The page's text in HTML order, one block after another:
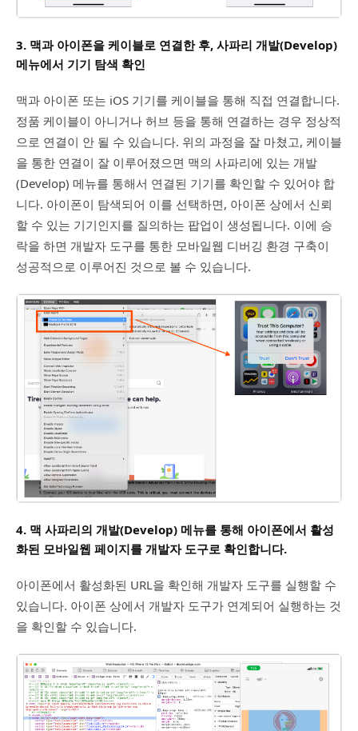
3. 맥과 아이폰을 케이블로 연결한 후, 사파리 개발(Develop)
메뉴에서 기기 탐색 확인
맥과 아이폰 또는 iOS 기기를 케이블을 통해 직접 연결합니다.
정품 케이블이 아니거나 허브 등을 통해 연결하는 경우 정상적
으로 연결이 안 될 수 있습니다. 위의 과정을 잘 마쳤고, 케이블
을 통한 연결이 잘 이루어졌으면 맥의 사파리에 있는 개발
(Develop) 메뉴를 통해서 연결된 기기를 확인할 수 있어야 합
니다. 아이폰이 탐색되어 이를 선택하면, 아이폰 상에서 신뢰
할 수 있는 기기인지를 질의하는 팝업이 생성됩니다. 이에 승
락을 하면 개발자 도구를 통한 모바일웹 디버깅 환경 구축이
성공적으로 이루어진 것으로 볼 수 있습니다.
4. 맥 사파리의 개발(Develop) 메뉴를 통해 아이폰에서 활성
화된 모바일웹 페이지를 개발자 도구로 확인합니다.
아이폰에서 활성화된 URL을 확인해 개발자 도구를 실행할 수
있습니다. 아이폰 상에서 개발자 도구가 연계되어 실행하는 것
을 확인할 수 있습니다.